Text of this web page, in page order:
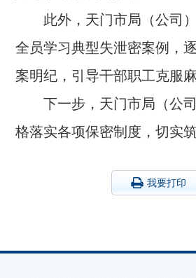
此外，天门市局（公司
全员学习典型失泄密案例，
案明纪，引导干部职工克服
下一步，天门市局（公
格落实各项保密制度，切实
我要打印